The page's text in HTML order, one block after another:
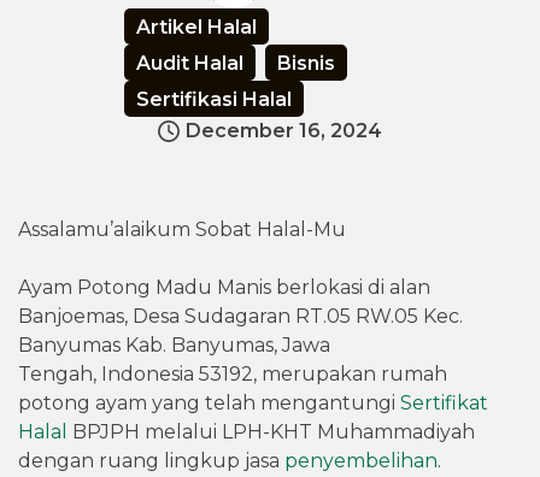
Artikel Halal
Audit Halal
Bisnis
Sertifikasi Halal
December 16, 2024
Assalamu’alaikum Sobat Halal-Mu
Ayam Potong Madu Manis berlokasi di alan
Banjoemas, Desa Sudagaran RT.05 RW.05 Kec.
Banyumas Kab. Banyumas, Jawa
Tengah, Indonesia 53192, merupakan rumah
potong ayam yang telah mengantungi Sertifikat
Halal
BPJPH melalui LPH-KHT Muhammadiyah
dengan ruang lingkup jasa penyembelihan.